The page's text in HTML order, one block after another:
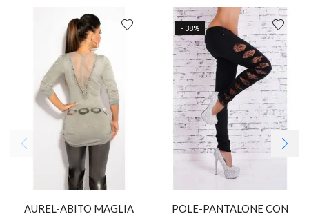
AUREL-ABITO MAGLIA
- 38%
POLE-PANTALONE CON